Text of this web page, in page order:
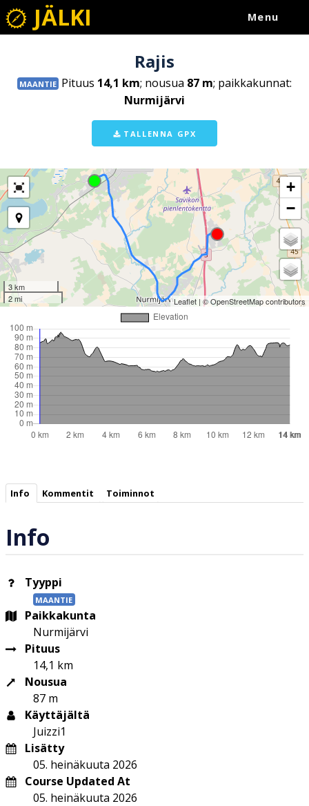
JÄLKI Menu
Rajis
MAANTIE Pituus 14,1 km; nousua 87 m; paikkakunnat:
Nurmijärvi
TALLENNA GPX
+
−
3 km
2 mi
Leaflet | ©OpenStreetMapcontributors
Info Kommentit Toiminnot
Info
Tyyppi
MAANTIE
Paikkakunta
Nurmijärvi
Pituus
14,1 km
Nousua
87 m
Käyttäjältä
Juizzi1
Lisätty
05. heinäkuuta 2026
Course Updated At
05. heinäkuuta 2026